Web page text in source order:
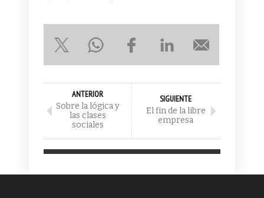
ANTERIOR
Sobre la lógica y
las clases
sociales
SIGUIENTE
El fin de la libre
empresa